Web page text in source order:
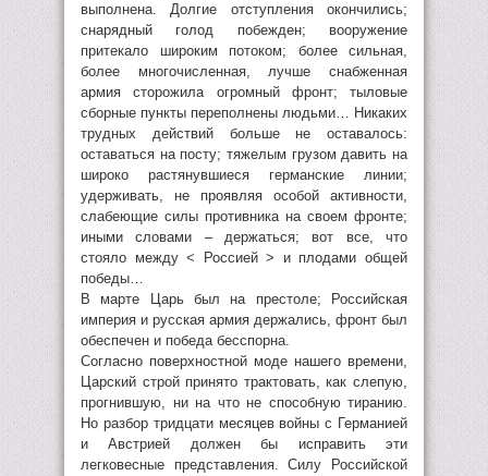
выполнена. Долгие отступления окончились;
снарядный голод побежден; вооружение
притекало широким потоком; более сильная,
более многочисленная, лучше снабженная
армия сторожила огромный фронт; тыловые
сборные пункты переполнены людьми… Никаких
трудных действий больше не оставалось:
оставаться на посту; тяжелым грузом давить на
широко растянувшиеся германские линии;
удерживать, не проявляя особой активности,
слабеющие силы противника на своем фронте;
иными словами – держаться; вот все, что
стояло между < Россией > и плодами общей
победы…
В марте Царь был на престоле; Российская
империя и русская армия держались, фронт был
обеспечен и победа бесспорна.
Согласно поверхностной моде нашего времени,
Царский строй принято трактовать, как слепую,
прогнившую, ни на что не способную тиранию.
Но разбор тридцати месяцев войны с Германией
и Австрией должен бы исправить эти
легковесные представления. Силу Российской